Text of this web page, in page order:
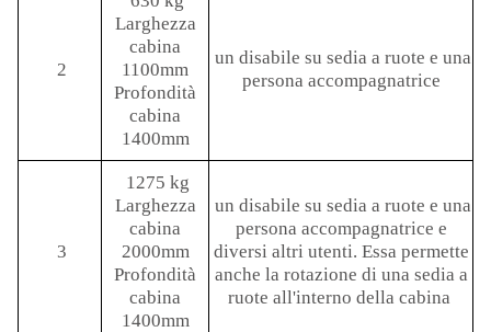
2
Larghezza
cabina
1100mm
Profondità
cabina
1400mm
un disabile su sedia a ruote e una
persona accompagnatrice
3
1275 kg
Larghezza
cabina
2000mm
Profondità
cabina
1400mm
un disabile su sedia a ruote e una
persona accompagnatrice e
diversi altri utenti. Essa permette
anche la rotazione di una sedia a
ruote all'interno della cabina